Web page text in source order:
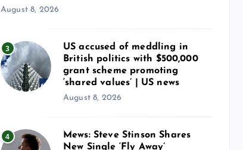
August 8, 2026
3
US accused of meddling in
British politics with $500,000
grant scheme promoting
‘shared values’ | US news
August 8, 2026
4
Mews: Steve Stinson Shares
New Single ‘Fly Away’